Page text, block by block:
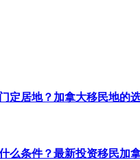
定居地？加拿大移民地的
么条件？最新投资移民加